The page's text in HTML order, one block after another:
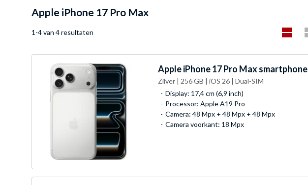
Apple iPhone 17 Pro Max
1-4 van 4 resultaten
AppleiPhone 17 Pro Max smartphone
Zilver | 256 GB | iOS 26 | Dual-SIM
Display: 17,4 cm (6,9 inch)
Processor: Apple A19 Pro
Camera: 48 Mpx + 48 Mpx + 48 Mpx
Camera voorkant: 18 Mpx